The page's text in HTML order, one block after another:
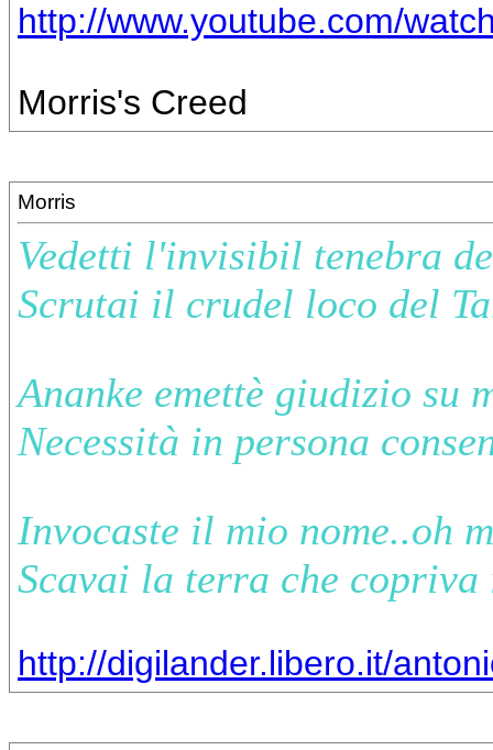
http://www.youtube.com/
Morris's Creed
Morris
Vedetti l'invisibil tenebra
Scrutai il crudel loco del
Ananke emettè giudizio su
Necessità in persona
Invocaste il mio nome..oh
Scavai la terra che
http://digilander.libero.it/